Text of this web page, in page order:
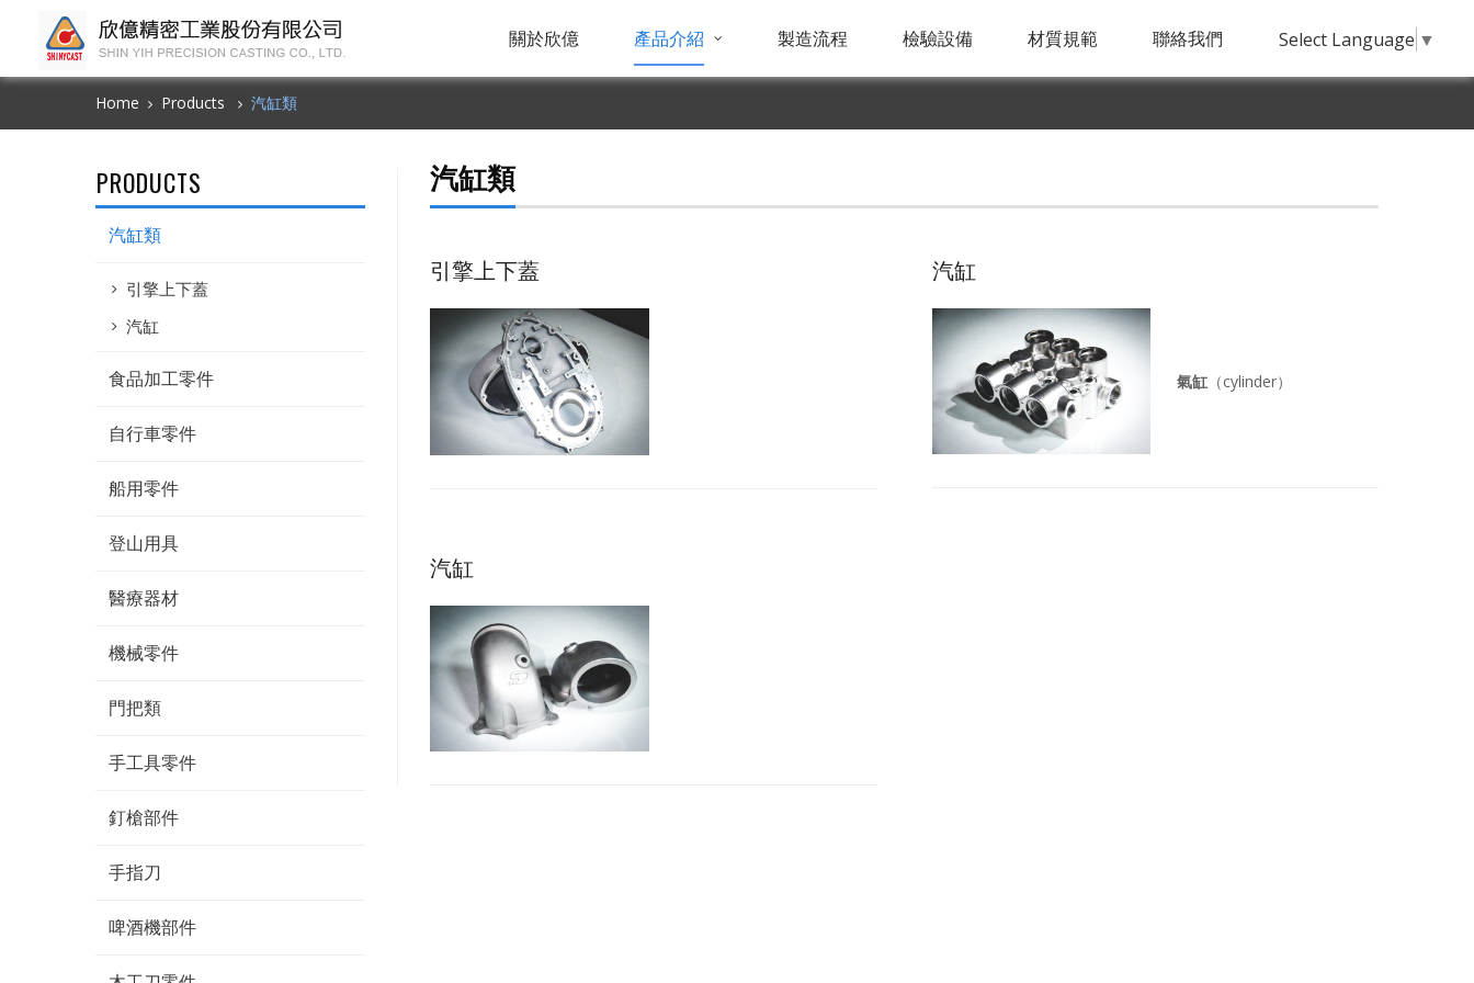
Select Language ▼
關於欣億 產品介紹 製造流程 檢驗設備 材質規範 聯絡我們
Home Products 汽缸類
PRODUCTS
汽缸類
引擎上下蓋
汽缸
食品加工零件
自行車零件
船用零件
登山用具
醫療器材
機械零件
門把類
手工具零件
釘槍部件
手指刀
啤酒機部件
汽缸類
引擎上下蓋 汽缸
氣缸 （cylinder）
汽缸